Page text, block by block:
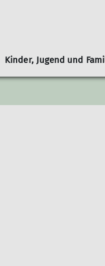
Berichte
Kinder, Jugend und